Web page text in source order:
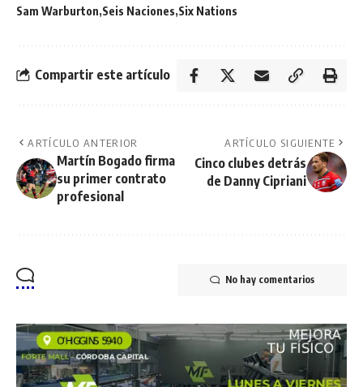
Sam Warburton Seis Naciones Six Nations
Compartir este artículo
ARTÍCULO ANTERIOR
Martín Bogado firma
su primer contrato
profesional
ARTÍCULO SIGUIENTE
Cinco clubes detrás
de Danny Cipriani
No hay comentarios